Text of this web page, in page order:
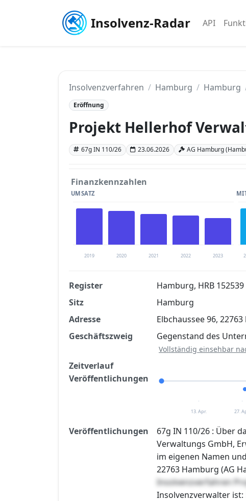
Insolvenz-Radar API
Insolvenzverfahren Hamburg Hamburg
Eröffnung
Projekt Hellerhof
67g IN 110/26 23.06.2026 AG Hamburg
Finanzkennzahlen
UMSATZ
2019 2020 2021 2022 2023
Finanzkennzahlen nach kostenloser
Jetzt kostenlos registrieren
Register
Hamburg, HRB 152539
Sitz
Hamburg
Adresse
Elbchaussee 96,
Geschäftszweig
Gegenstand des
Vollständig einsehbar
Zeitverlauf
Veröffentlichungen
13. Apr. 27.
Veröffentlichungen
67g IN 110/26 : Über
Verwaltungs GmbH,
im eigenen Namen
22763 Hamburg (AG
Insolvenzverfahren
Insolvenzverwalter ist: